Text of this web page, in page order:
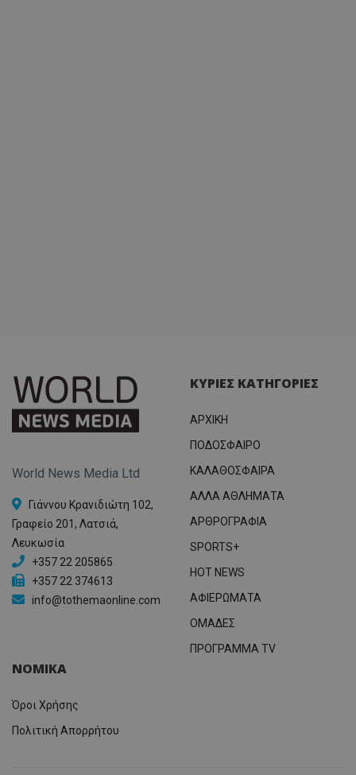
World News Media Ltd
Γιάννου Κρανιδιώτη 102,
Γραφείο 201, Λατσιά,
Λευκωσία
+357 22 205865
+357 22 374613
info@tothemaonline.com
ΚΥΡΙΕΣ ΚΑΤΗΓΟΡΙΕΣ
ΑΡΧΙΚΗ
ΠΟΔΟΣΦΑΙΡΟ
ΚΑΛΑΘΟΣΦΑΙΡΑ
ΑΛΛΑ ΑΘΛΗΜΑΤΑ
ΑΡΘΡΟΓΡΑΦΙΑ
SPORTS+
HOT NEWS
ΑΦΙΕΡΩΜΑΤΑ
ΟΜΑΔΕΣ
ΠΡΟΓΡΑΜΜΑ TV
ΝΟΜΙΚΑ
Όροι Χρήσης
Πολιτική Απορρήτου